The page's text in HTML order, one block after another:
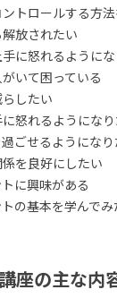
トロールする方
放されたい
に怒れるように
いて困っている
したい
怒れるようにな
ごせるようになり
を良好にしたい
に興味がある
の基本を学んで
座の主な内